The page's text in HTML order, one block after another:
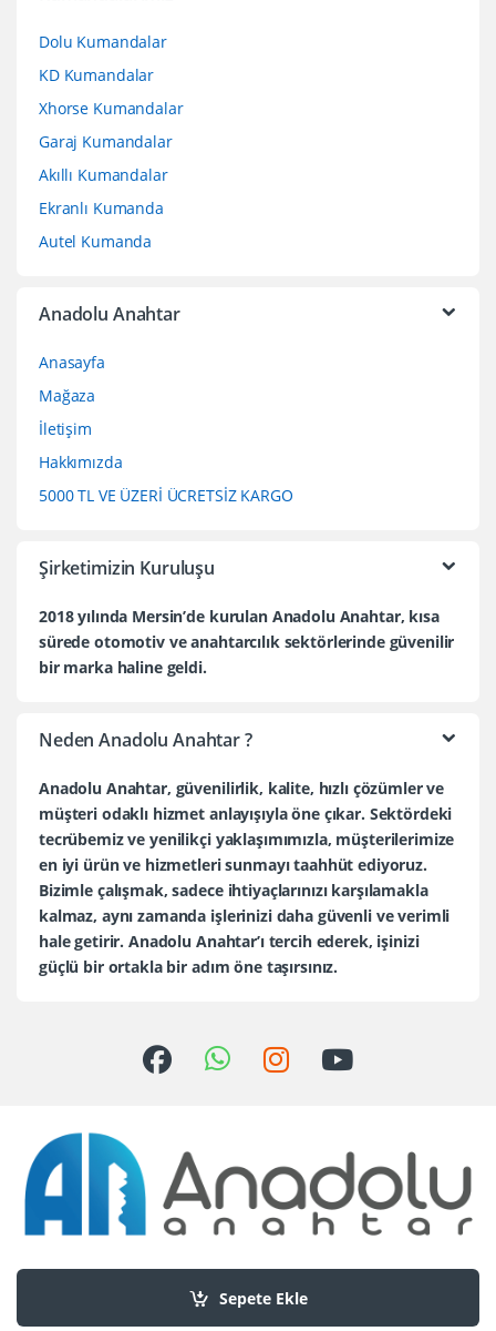
Sepete Ekle
Dolu Kumandalar
KD Kumandalar
Xhorse Kumandalar
Garaj Kumandalar
Akıllı Kumandalar
Ekranlı Kumanda
Autel Kumanda
Anadolu Anahtar
Anasayfa
Mağaza
İletişim
Hakkımızda
5000 TL VE ÜZERİ ÜCRETSİZ KARGO
Şirketimizin Kuruluşu
2018 yılında Mersin’de kurulan Anadolu Anahtar, kısa
sürede otomotiv ve anahtarcılık sektörlerinde güvenilir
bir marka haline geldi.
Neden Anadolu Anahtar ?
Anadolu Anahtar, güvenilirlik, kalite, hızlı çözümler ve
müşteri odaklı hizmet anlayışıyla öne çıkar. Sektördeki
tecrübemiz ve yenilikçi yaklaşımımızla, müşterilerimize
en iyi ürün ve hizmetleri sunmayı taahhüt ediyoruz.
Bizimle çalışmak, sadece ihtiyaçlarınızı karşılamakla
kalmaz, aynı zamanda işlerinizi daha güvenli ve verimli
hale getirir. Anadolu Anahtar’ı tercih ederek, işinizi
güçlü bir ortakla bir adım öne taşırsınız.
Sorularınız mı var?
+90 552 436 80 30